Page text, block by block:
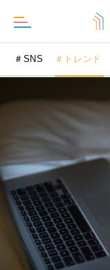
＃SNS ＃トレンド